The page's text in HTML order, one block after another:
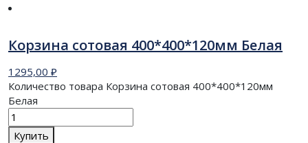
Корзина сотовая 400*400*120мм Белая
1295,00 ₽
Количество товара Корзина сотовая 400*400*120мм
Белая
Купить